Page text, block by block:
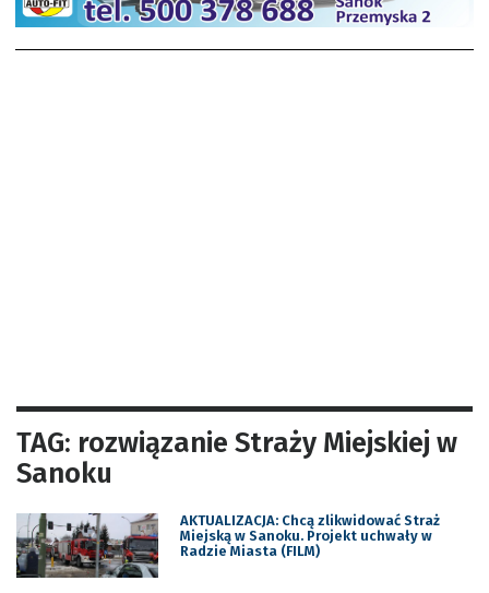
TAG: rozwiązanie Straży Miejskiej w
Sanoku
AKTUALIZACJA: Chcą zlikwidować Straż
Miejską w Sanoku. Projekt uchwały w
Radzie Miasta (FILM)